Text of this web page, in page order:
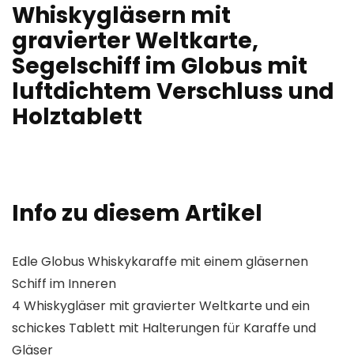
Whiskygläsern mit
gravierter Weltkarte,
Segelschiff im Globus mit
luftdichtem Verschluss und
Holztablett
Info zu diesem Artikel
Edle Globus Whiskykaraffe mit einem gläsernen
Schiff im Inneren
4 Whiskygläser mit gravierter Weltkarte und ein
schickes Tablett mit Halterungen für Karaffe und
Gläser